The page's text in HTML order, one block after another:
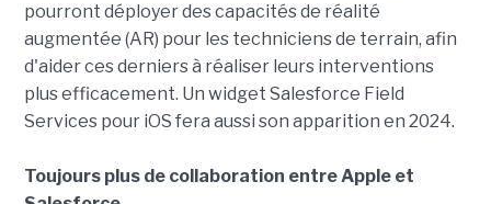
pourront déployer des capacités de réalité
augmentée (AR) pour les techniciens de terrain, afin
d'aider ces derniers à réaliser leurs interventions
plus efficacement. Un widget Salesforce Field
Services pour iOS fera aussi son apparition en 2024.
Toujours plus de collaboration entre Apple et